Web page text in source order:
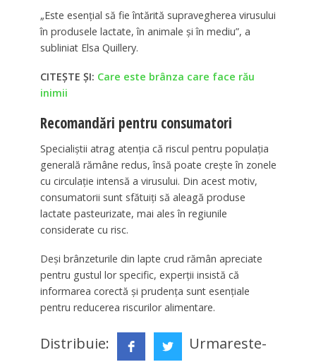
„Este esențial să fie întărită supravegherea virusului
în produsele lactate, în animale și în mediu”, a
subliniat Elsa Quillery.
CITEȘTE ȘI: Care este brânza care face rău
inimii
Recomandări pentru consumatori
Specialiștii atrag atenția că riscul pentru populația
generală rămâne redus, însă poate crește în zonele
cu circulație intensă a virusului. Din acest motiv,
consumatorii sunt sfătuiți să aleagă produse
lactate pasteurizate, mai ales în regiunile
considerate cu risc.
Deși brânzeturile din lapte crud rămân apreciate
pentru gustul lor specific, experții insistă că
informarea corectă și prudența sunt esențiale
pentru reducerea riscurilor alimentare.
Distribuie:
Urmareste-